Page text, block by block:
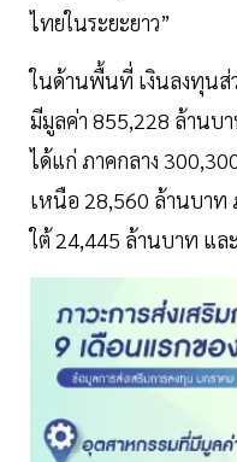
ไทยในระยะยาว”
ในด้านพื้นที่ เงินลงทุน
มีมูลค่า 855,228 ล้านบา
ได้แก่ ภาคกลาง
เหนือ 28,560 ล้านบาท
ใต้ 24,445 ล้านบาท แ